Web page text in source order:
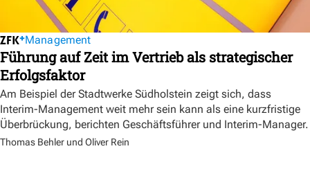
Management
Führung auf Zeit im Vertrieb als strategischer
Erfolgsfaktor
Am Beispiel der Stadtwerke Südholstein zeigt sich, dass
Interim-Management weit mehr sein kann als eine kurzfristige
Überbrückung, berichten Geschäftsführer und Interim-Manager.
Thomas Behler und Oliver Rein